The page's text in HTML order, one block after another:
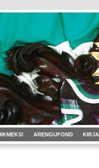
ARENGUFOND